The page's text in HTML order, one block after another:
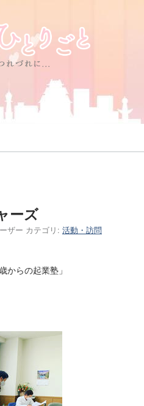
ーズ
ザー カテゴリ: 活動・訪問
からの起業塾」